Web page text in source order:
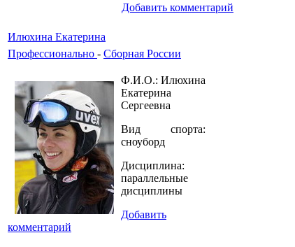
Добавить комментарий
Илюхина Екатерина
Профессионально - Сборная России
Ф.И.О.: Илюхина
Екатерина
Сергеевна
Вид спорта:
сноуборд
Дисциплина:
параллельные
дисциплины
Добавить
комментарий